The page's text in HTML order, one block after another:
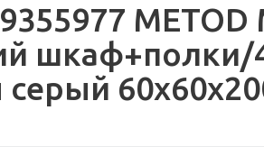
серый